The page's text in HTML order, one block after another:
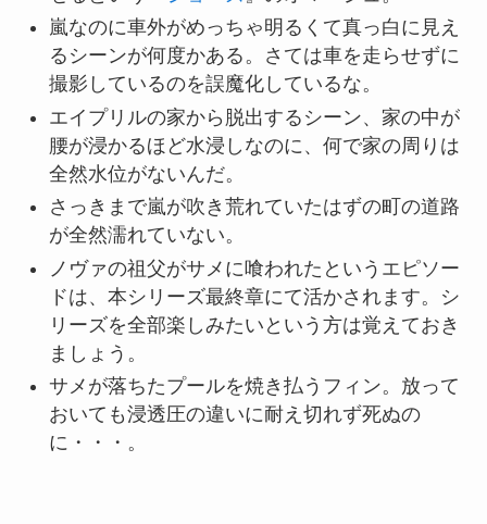
嵐なのに車外がめっちゃ明るくて真っ白に見え
るシーンが何度かある。さては車を走らせずに
撮影しているのを誤魔化しているな。
エイプリルの家から脱出するシーン、家の中が
腰が浸かるほど水浸しなのに、何で家の周りは
全然水位がないんだ。
さっきまで嵐が吹き荒れていたはずの町の道路
が全然濡れていない。
ノヴァの祖父がサメに喰われたというエピソー
ドは、本シリーズ最終章にて活かされます。シ
リーズを全部楽しみたいという方は覚えておき
ましょう。
サメが落ちたプールを焼き払うフィン。放って
おいても浸透圧の違いに耐え切れず死ぬの
に・・・。